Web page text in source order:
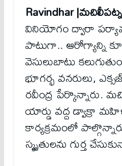
Ravindhar
వినియోగం ద్వారా
పాటుగా.. ఆరోగ్యాన్ని
వెసులుబాటు
భూగర్భ వనరులు,
రవీంద్ర పేర్కొన్నారు.
యార్డు వద్ద డ్వాక్రా
కార్యక్రమంలో
స్మృతులను గుర్త